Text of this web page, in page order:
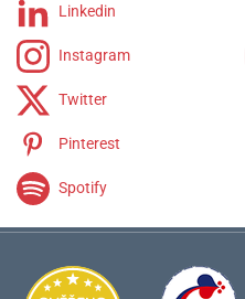
Linkedin
Instagram
Twitter
Pinterest
Spotify